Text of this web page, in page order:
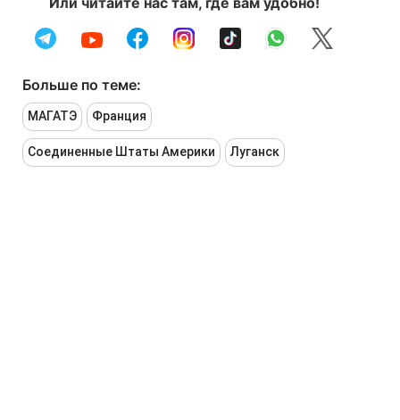
Больше по теме:
МАГАТЭ Франция
Соединенные Штаты Америки Луганск